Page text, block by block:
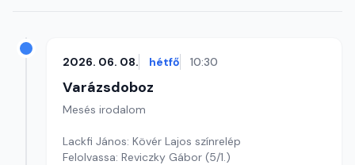
2026. 06. 08. hétfő 10:30
Varázsdoboz
Mesés irodalom
Lackfi János: Kövér Lajos színrelép
Felolvassa: Reviczky Gábor (5/1.)